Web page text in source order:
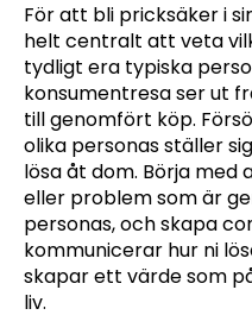
För att bli pricksäker i
helt centralt att veta
tydligt era typiska
konsumentresa ser ut
till genomfört köp.
olika personas ställer
lösa åt dom. Börja
eller problem som är
personas, och skapa
kommunicerar hur ni
skapar ett värde som
liv.